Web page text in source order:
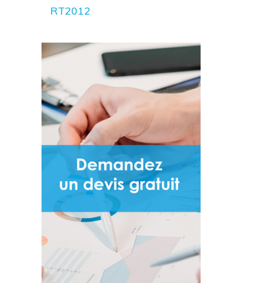
RT2012